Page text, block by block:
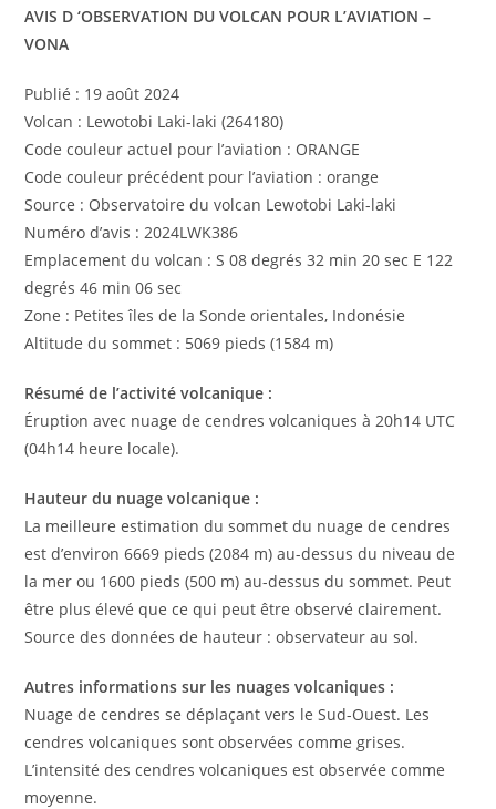
AVIS D ‘OBSERVATION DU VOLCAN POUR L’AVIATION –
VONA
Publié : 19 août 2024
Volcan : Lewotobi Laki-laki (264180)
Code couleur actuel pour l’aviation : ORANGE
Code couleur précédent pour l’aviation : orange
Source : Observatoire du volcan Lewotobi Laki-laki
Numéro d’avis : 2024LWK386
Emplacement du volcan : S 08 degrés 32 min 20 sec E 122
degrés 46 min 06 sec
Zone : Petites îles de la Sonde orientales, Indonésie
Altitude du sommet : 5069 pieds (1584 m)
Résumé de l’activité volcanique :
Éruption avec nuage de cendres volcaniques à 20h14 UTC
(04h14 heure locale).
Hauteur du nuage volcanique :
La meilleure estimation du sommet du nuage de cendres
est d’environ 6669 pieds (2084 m) au-dessus du niveau de
la mer ou 1600 pieds (500 m) au-dessus du sommet. Peut
être plus élevé que ce qui peut être observé clairement.
Source des données de hauteur : observateur au sol.
Autres informations sur les nuages ​​volcaniques :
Nuage de cendres se déplaçant vers le Sud-Ouest. Les
cendres volcaniques sont observées comme grises.
L’intensité des cendres volcaniques est observée comme
moyenne.